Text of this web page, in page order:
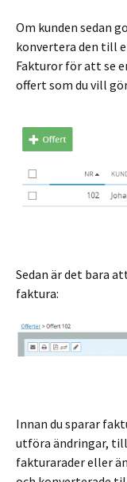
Om kunden sedan
konvertera den till
Fakturor för att se
offert som du vill
Sedan är det bara
faktura:
Innan du sparar
utföra ändringar,
fakturarader eller